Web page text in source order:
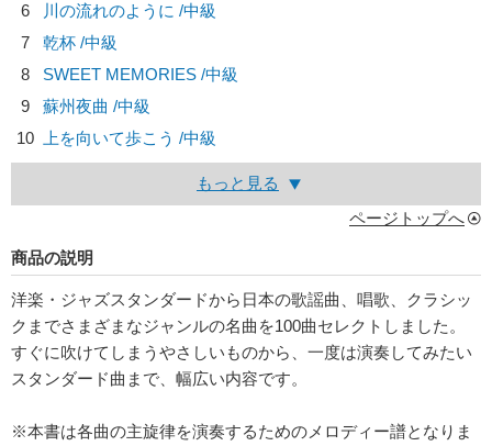
6
川の流れのように /中級
7
乾杯 /中級
8
SWEET MEMORIES /中級
9
蘇州夜曲 /中級
10
上を向いて歩こう /中級
もっと見る
ページトップへ
商品の説明
洋楽・ジャズスタンダードから日本の歌謡曲、唱歌、クラシッ
クまでさまざまなジャンルの名曲を100曲セレクトしました。
すぐに吹けてしまうやさしいものから、一度は演奏してみたい
スタンダード曲まで、幅広い内容です。
※本書は各曲の主旋律を演奏するためのメロディー譜となりま